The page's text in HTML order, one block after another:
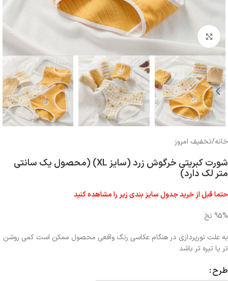
بزرگنمایی تصویر
خانه/تخفیف امروز
شورت کبریتی خرگوش زرد (سایز XL) (محصول یک سانتی
متر لک دارد)
حتما قبل از خرید جدول سایز بندی زیر را مشاهده کنید
95% نخ
به علت نورپردازی در هنگام عکاسی رنگ واقعی محصول ممکن است کمی روشن
تر یا تیره تر باشد
طرح